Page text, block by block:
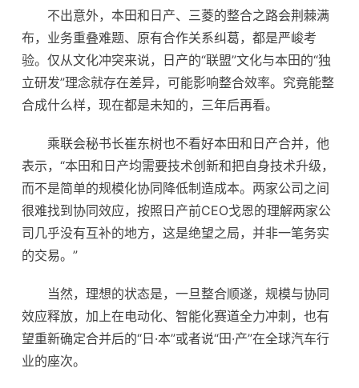
不出意外，本田和日产、三菱的整合之路会荆棘满
布，业务重叠难题、原有合作关系纠葛，都是严峻考
验。仅从文化冲突来说，日产的“联盟”文化与本田的“独
立研发”理念就存在差异，可能影响整合效率。究竟能整
合成什么样，现在都是未知的，三年后再看。
乘联会秘书长崔东树也不看好本田和日产合并，他
表示，“本田和日产均需要技术创新和把自身技术升级，
而不是简单的规模化协同降低制造成本。两家公司之间
很难找到协同效应，按照日产前CEO戈恩的理解两家公
司几乎没有互补的地方，这是绝望之局，并非一笔务实
的交易。”
当然，理想的状态是，一旦整合顺遂，规模与协同
效应释放，加上在电动化、智能化赛道全力冲刺，也有
望重新确定合并后的“日·本”或者说“田·产”在全球汽车行
业的座次。